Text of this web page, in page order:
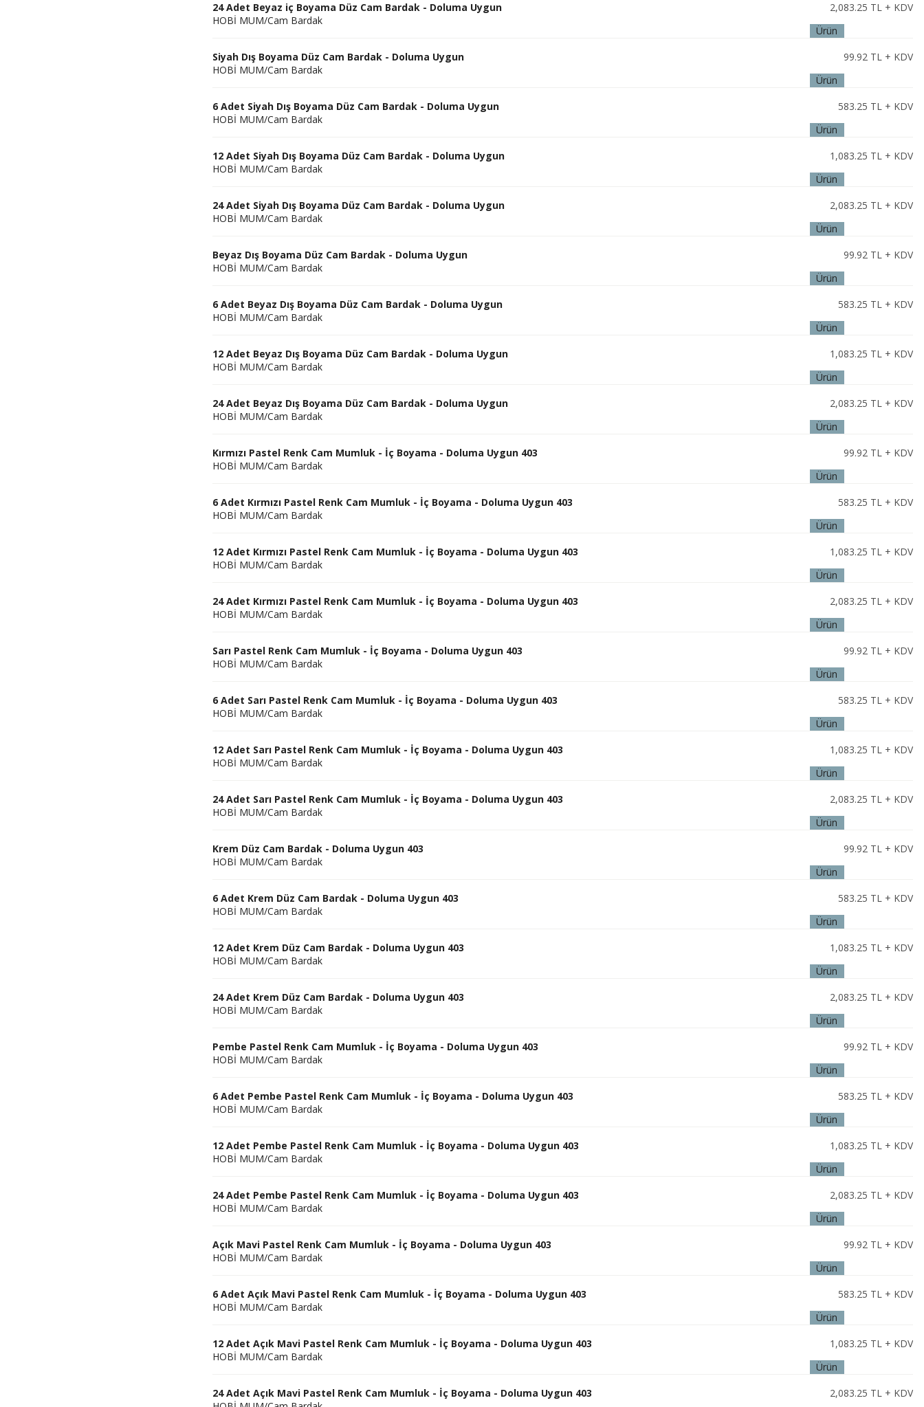
24 Adet Beyaz iç Boyama Düz Cam Bardak - Doluma Uygun
HOBİ MUM/Cam Bardak
2,083.25 TL + KDV
Ürün
Siyah Dış Boyama Düz Cam Bardak - Doluma Uygun
HOBİ MUM/Cam Bardak
99.92TL + KDV
Ürün
6 Adet Siyah Dış Boyama Düz Cam Bardak - Doluma Uygun
HOBİ MUM/Cam Bardak
583.25 TL + KDV
Ürün
12 Adet Siyah Dış Boyama Düz Cam Bardak - Doluma Uygun
HOBİ MUM/Cam Bardak
1,083.25 TL + KDV
Ürün
24 Adet Siyah Dış Boyama Düz Cam Bardak - Doluma Uygun
HOBİ MUM/Cam Bardak
2,083.25 TL + KDV
Ürün
Beyaz Dış Boyama Düz Cam Bardak - Doluma Uygun
HOBİ MUM/Cam Bardak
99.92TL + KDV
Ürün
6 Adet Beyaz Dış Boyama Düz Cam Bardak - Doluma Uygun
HOBİ MUM/Cam Bardak
583.25 TL + KDV
Ürün
12 Adet Beyaz Dış Boyama Düz Cam Bardak - Doluma Uygun
HOBİ MUM/Cam Bardak
1,083.25 TL + KDV
Ürün
24 Adet Beyaz Dış Boyama Düz Cam Bardak - Doluma Uygun
HOBİ MUM/Cam Bardak
2,083.25 TL + KDV
Ürün
Kırmızı Pastel Renk Cam Mumluk - İç Boyama - Doluma Uygun 403
HOBİ MUM/Cam Bardak
99.92TL + KDV
Ürün
6 Adet Kırmızı Pastel Renk Cam Mumluk - İç Boyama - Doluma Uygun 403
HOBİ MUM/Cam Bardak
583.25 TL + KDV
Ürün
12 Adet Kırmızı Pastel Renk Cam Mumluk - İç Boyama - Doluma Uygun 403
HOBİ MUM/Cam Bardak
1,083.25 TL + KDV
Ürün
24 Adet Kırmızı Pastel Renk Cam Mumluk - İç Boyama - Doluma Uygun 403
HOBİ MUM/Cam Bardak
2,083.25 TL + KDV
Ürün
Sarı Pastel Renk Cam Mumluk - İç Boyama - Doluma Uygun 403
HOBİ MUM/Cam Bardak
99.92TL + KDV
Ürün
6 Adet Sarı Pastel Renk Cam Mumluk - İç Boyama - Doluma Uygun 403
HOBİ MUM/Cam Bardak
583.25 TL + KDV
Ürün
12 Adet Sarı Pastel Renk Cam Mumluk - İç Boyama - Doluma Uygun 403
HOBİ MUM/Cam Bardak
1,083.25 TL + KDV
Ürün
24 Adet Sarı Pastel Renk Cam Mumluk - İç Boyama - Doluma Uygun 403
HOBİ MUM/Cam Bardak
2,083.25 TL + KDV
Ürün
Krem Düz Cam Bardak - Doluma Uygun 403
HOBİ MUM/Cam Bardak
99.92TL + KDV
Ürün
6 Adet Krem Düz Cam Bardak - Doluma Uygun 403
HOBİ MUM/Cam Bardak
583.25 TL + KDV
Ürün
12 Adet Krem Düz Cam Bardak - Doluma Uygun 403
HOBİ MUM/Cam Bardak
1,083.25 TL + KDV
Ürün
24 Adet Krem Düz Cam Bardak - Doluma Uygun 403
HOBİ MUM/Cam Bardak
2,083.25 TL + KDV
Ürün
Pembe Pastel Renk Cam Mumluk - İç Boyama - Doluma Uygun 403
HOBİ MUM/Cam Bardak
99.92TL + KDV
Ürün
6 Adet Pembe Pastel Renk Cam Mumluk - İç Boyama - Doluma Uygun 403
HOBİ MUM/Cam Bardak
583.25 TL + KDV
Ürün
12 Adet Pembe Pastel Renk Cam Mumluk - İç Boyama - Doluma Uygun 403
HOBİ MUM/Cam Bardak
1,083.25 TL + KDV
Ürün
24 Adet Pembe Pastel Renk Cam Mumluk - İç Boyama - Doluma Uygun 403
HOBİ MUM/Cam Bardak
2,083.25 TL + KDV
Ürün
Açık Mavi Pastel Renk Cam Mumluk - İç Boyama - Doluma Uygun 403
HOBİ MUM/Cam Bardak
99.92TL + KDV
Ürün
6 Adet Açık Mavi Pastel Renk Cam Mumluk - İç Boyama - Doluma Uygun 403
HOBİ MUM/Cam Bardak
583.25 TL + KDV
Ürün
12 Adet Açık Mavi Pastel Renk Cam Mumluk - İç Boyama - Doluma Uygun 403
HOBİ MUM/Cam Bardak
1,083.25 TL + KDV
Ürün
24 Adet Açık Mavi Pastel Renk Cam Mumluk - İç Boyama - Doluma Uygun 403
2,083.25 TL + KDV